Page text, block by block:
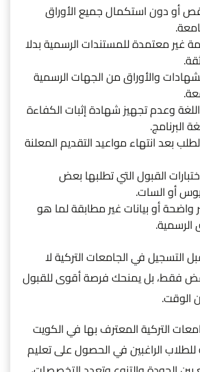
أو دون استكمال جميع الأوراق
غير معتمدة للمستندات الرسمية بدلا
والأوراق من الجهات الرسمية
وعدم تجهيز شهادة إثبات الكفاءة
البرنامج.
بعد انتهاء مواعيد التقديم المعلنة
القبول التي تطلبها بعض
أو السات.
أو بيانات غير مطابقة لما هو
التسجيل في الجامعات التركية لا
فقط، بل يمنحك فرصة أقوى للقبول
الوقت.
التركية المعترف بها في الكويت
الراغبين في الحصول على تعليم